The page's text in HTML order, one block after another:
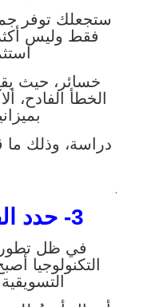
ستجعلك توفر
فقط وليس
خسائر، حيث
الخطأ الفادح،
دراسة، وذلك ما
.
3- حدد القنوات التسويقية
في ظل تطور
التكنولوجيا